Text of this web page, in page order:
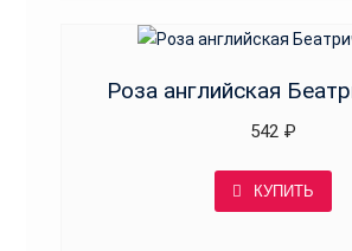
Роза английская
542 ₽
КУПИТЬ